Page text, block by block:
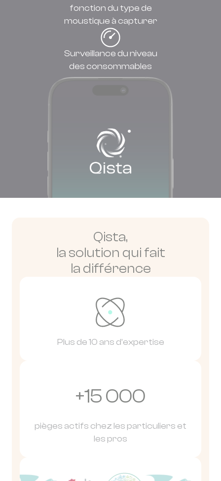
fonction du type de
moustique à capturer
Surveillance du niveau
des consommables
Qista,
la solution qui fait
la différence
Plus de 10 ans d’expertise
+15 000
pièges actifs chez les particuliers et
les pros